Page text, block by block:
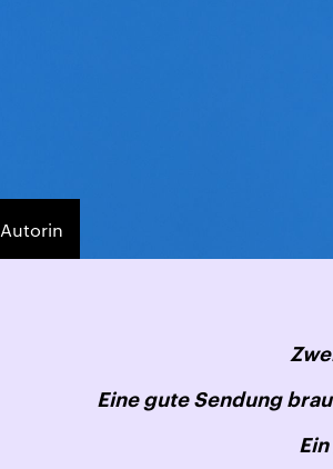
Autorin
Eine gute Sendung